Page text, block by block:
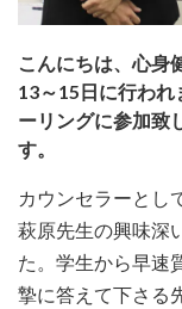
こんにちは、心身
13～15日に行われ
ーリングに参加致
す。
カウンセラーとし
萩原先生の興味深
た。学生から早速
摯に答えて下さる